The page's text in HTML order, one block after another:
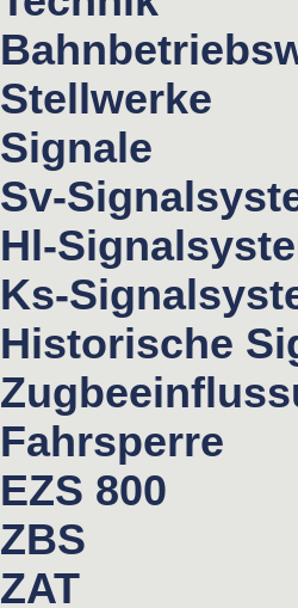
Stellwerke
Signale
Sv-
Hl-
Ks-
Historische
Fahrsperre
EZS 800
ZBS
ZAT